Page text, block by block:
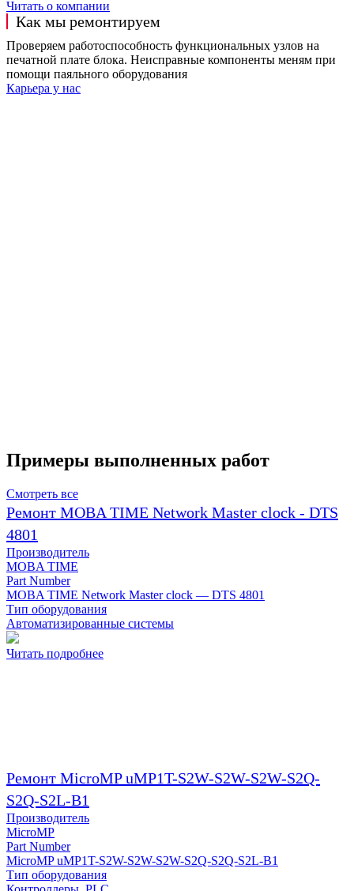
Читать о компании
Как мы ремонтируем
Проверяем работоспособность функциональных узлов на
печатной плате блока. Неисправные компоненты меням при
помощи паяльного оборудования
Карьера у нас
Примеры выполненных работ
Смотреть все
Ремонт MOBA TIME Network Master clock - DTS
4801
Производитель
MOBA TIME
Part Number
MOBA TIME Network Master clock — DTS 4801
Тип оборудования
Автоматизированные системы
Читать подробнее
Ремонт MicroMP uMP1T-S2W-S2W-S2W-S2Q-
S2Q-S2L-B1
Производитель
MicroMP
Part Number
MicroMP uMP1T-S2W-S2W-S2W-S2Q-S2Q-S2L-B1
Тип оборудования